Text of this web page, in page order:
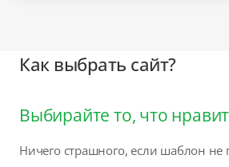
Как выбрать сайт?
Выбирайте то, что
Ничего страшного, если шаблон не